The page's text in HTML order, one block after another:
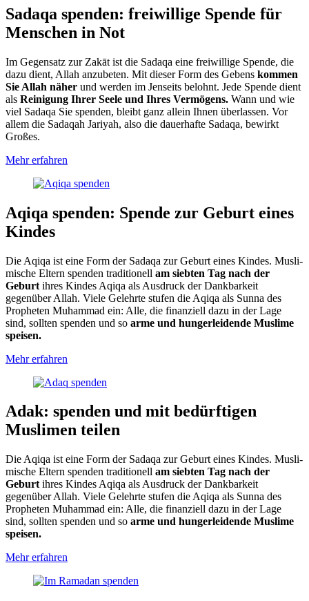
Sadaqa spenden: frei­willige Spende für
Menschen in Not
Im Gegensatz zur Zakāt ist die Sadaqa eine frei­willige Spende, die
dazu dient, Allah anzubeten. Mit dieser Form des Gebens kommen
Sie Allah näher und werden im Jenseits belohnt. Jede Spende dient
als Reinigung Ihrer Seele und Ihres Vermögens. Wann und wie
viel Sadaqa Sie spenden, bleibt ganz allein Ihnen über­lassen. Vor
allem die Sadaqah Jariyah, also die dauer­hafte Sadaqa, bewirkt
Großes.
Mehr erfahren
Aqiqa spenden: Spende zur Geburt eines
Kindes
Die Aqiqa ist eine Form der Sadaqa zur Geburt eines Kindes. Musli­
mische Eltern spenden traditionell am siebten Tag nach der
Geburt ihres Kindes Aqiqa als Ausdruck der Dank­barkeit
gegenüber Allah. Viele Gelehrte stufen die Aqiqa als Sunna des
Propheten Muhammad ein: Alle, die finan­ziell dazu in der Lage
sind, sollten spenden und so arme und hunger­leidende Muslime
speisen.
Mehrerfahren
Adak: spenden und mit bedürftigen
Muslimen teilen
Die Aqiqa ist eine Form der Sadaqa zur Geburt eines Kindes. Musli­
mische Eltern spenden traditio­nell am siebten Tag nach der
Geburt ihres Kindes Aqiqa als Ausdruck der Dankbar­keit
gegenüber Allah. Viele Gelehrte stufen die Aqiqa als Sunna des
Propheten Muhammad ein: Alle, die finan­ziell dazu in der Lage
sind, sollten spenden und so arme und hunger­leidende Muslime
speisen.
Mehrerfahren